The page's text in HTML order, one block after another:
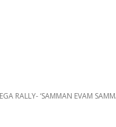
RALLY- ‘SAMMAN EVAM